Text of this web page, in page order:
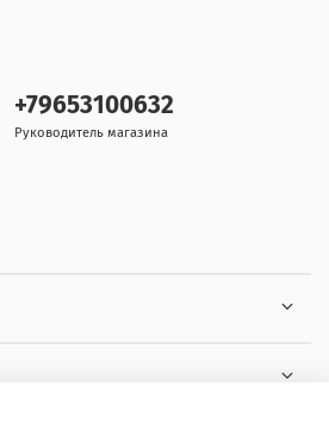
+79653100632
Руководитель магазина